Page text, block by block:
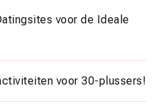
voor de Ideale
voor 30-plussers!